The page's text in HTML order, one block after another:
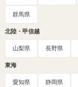
群馬県
北陸・甲信越
山梨県 長野県
東海
愛知県 静岡県